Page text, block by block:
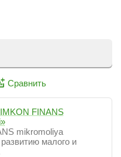
Сравнить
FINANS
mikromoliya
малого и